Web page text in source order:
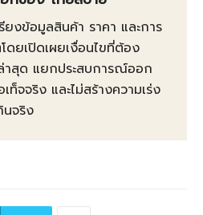
ยงข้อมูลสินค้า ราคา และการ
ดยเปิดเผยเงื่อนไขที่ต้อง
าสุด แยกประสบการณ์ออก
ท็จจริง และไม่สร้างความเร่ง
นจริง